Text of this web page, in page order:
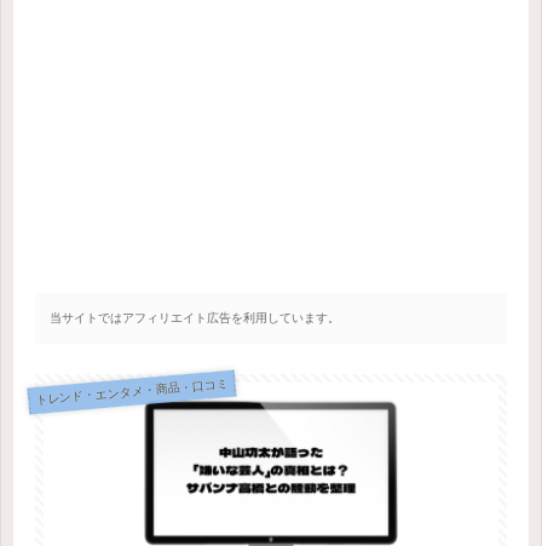
当サイトではアフィリエイト広告を利用しています。
トレンド・エンタメ・商品・口コミ